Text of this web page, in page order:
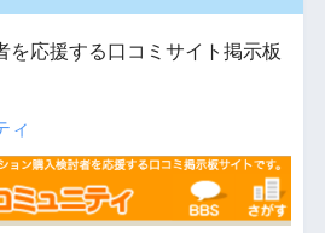
を応援する口コミサイト掲示板
ィ